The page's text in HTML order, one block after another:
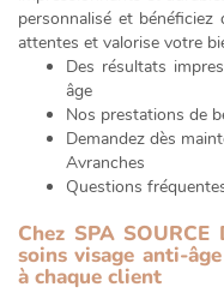
personnalisé et
attentes et valorise votre
Des résultats
âge
Nos prestations de
Demandez dès
Avranches
Questions
Chez SPA
soins visage anti-
à chaque client